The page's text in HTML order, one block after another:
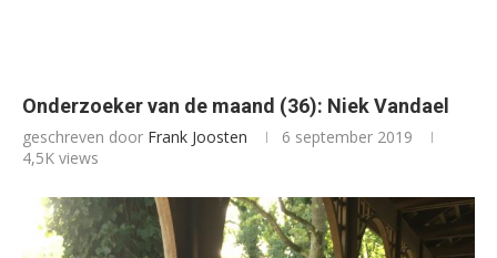
Onderzoeker van de maand (36): Niek Vandael
geschreven door Frank Joosten
6 september 2019
4,5K views